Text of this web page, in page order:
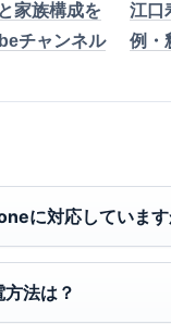
家族構成を
チャンネル
江口
例・
に対応していま
法は？